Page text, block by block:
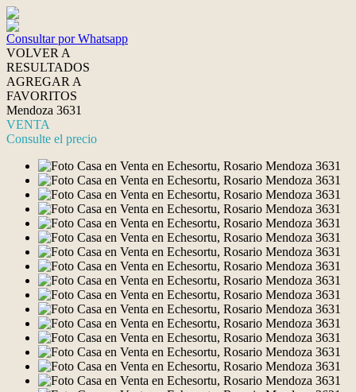
Consultar por Whatsapp
VOLVER A
RESULTADOS
AGREGAR A
FAVORITOS
Mendoza 3631
VENTA
Consulte el precio